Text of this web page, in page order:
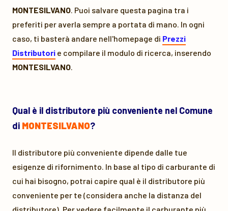
MONTESILVANO. Puoi salvare questa pagina tra i
preferiti per averla sempre a portata di mano. In ogni
caso, ti basterà andare nell'homepage di Prezzi
Distributori e compilare il modulo di ricerca, inserendo
MONTESILVANO.
Qual è il distributore più conveniente nel Comune
di MONTESILVANO?
Il distributore più conveniente dipende dalle tue
esigenze di rifornimento. In base al tipo di carburante di
cui hai bisogno, potrai capire qual è il distributore più
conveniente per te (considera anche la distanza del